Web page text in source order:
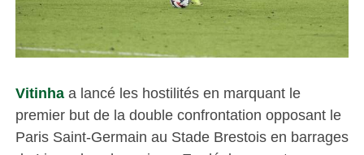
Vitinhaa lancé les hostilités en marquant le
premier but de la double confrontation opposant le
Paris Saint-Germain au Stade Brestois en barrages